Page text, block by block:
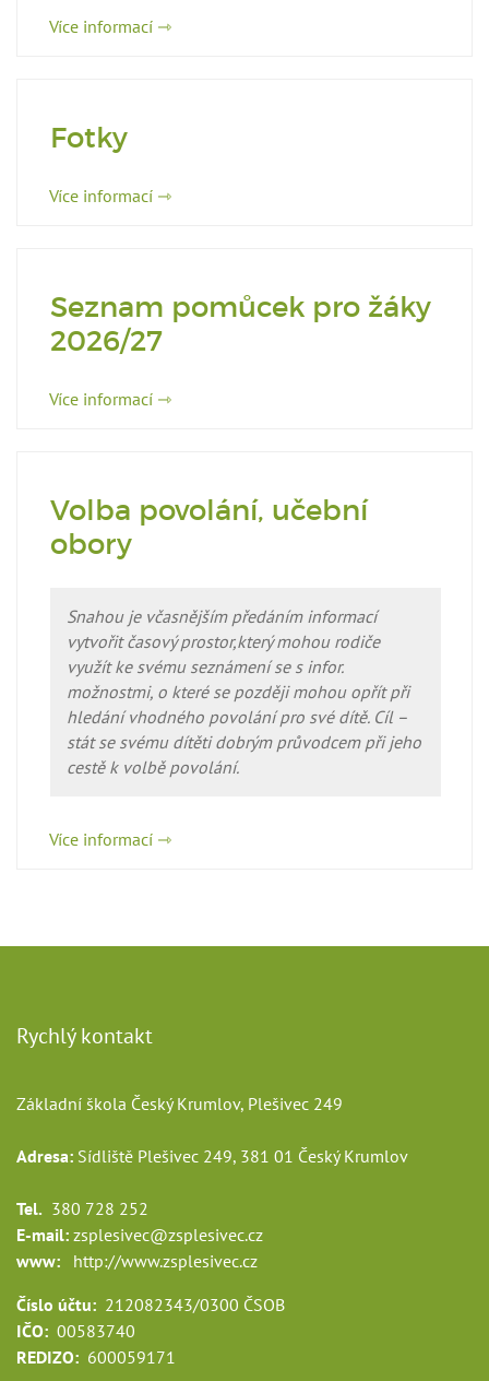
Více informací ⇾
Fotky
Více informací ⇾
Seznam pomůcek pro žáky
2026/27
Více informací ⇾
Volba povolání, učební
obory
Snahou je včasnějším předáním informací
vytvořit časový prostor,který mohou rodiče
využít ke svému seznámení se s infor.
možnostmi, o které se později mohou opřít při
hledání vhodného povolání pro své dítě. Cíl –
stát se svému dítěti dobrým průvodcem při jeho
cestě k volbě povolání.
Více informací ⇾
Rychlý kontakt
Základní škola Český Krumlov, Plešivec 249
Adresa: Sídliště Plešivec 249, 381 01 Český Krumlov
Tel. 380 728 252
E-mail: zsplesivec@zsplesivec.cz
www: http://www.zsplesivec.cz
Číslo účtu: 212082343/0300 ČSOB
IČO: 00583740
REDIZO: 600059171